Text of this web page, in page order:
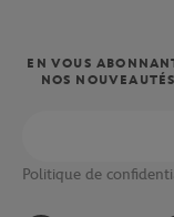
EN VOUS
NOS
Politique de